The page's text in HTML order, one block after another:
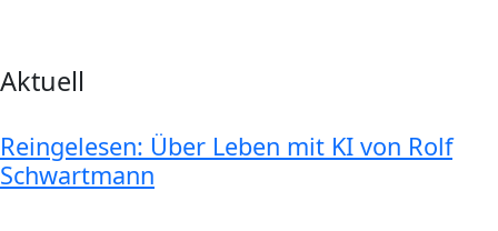
Aktuell
Reingelesen: Über Leben mit KI von Rolf
Schwartmann